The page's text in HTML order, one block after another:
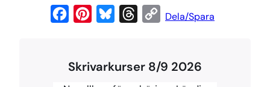
e
t
e
e
C
y
Dela/Spara
Skrivarkurser 8/9 2026